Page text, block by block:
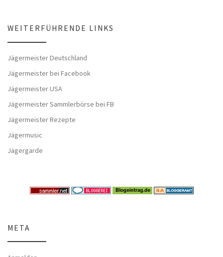
WEITERFÜHRENDE LINKS
Jägermeister Deutschland
Jägermeister bei Facebook
Jägermeister USA
Jägermeister Sammlerbörse bei FB
Jägermeister Rezepte
Jägermusic
Jägergarde
META